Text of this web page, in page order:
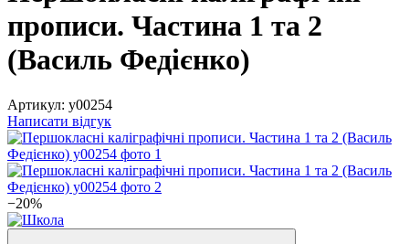
прописи. Частина 1 та 2
(Василь Федієнко)
Артикул: y00254
Написати відгук
−20%